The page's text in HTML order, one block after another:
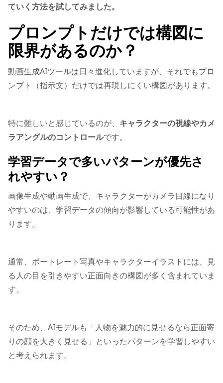
ていく方法を試してみました。
プロンプトだけでは構図に
限界があるのか？
動画生成AIツールは日々進化していますが、それでもプロ
ンプト（指示文）だけでは再現しにくい構図があります。
特に難しいと感じているのが、 キャラクターの視線やカメ
ラアングルのコントロールです。
学習データで多いパターンが優先さ
れやすい？
画像生成や動画生成で、キャラクターがカメラ目線になり
やすいのは、学習データの傾向が影響している可能性があ
ります。
通常、ポートレート写真やキャラクターイラストには、見
る人の目を引きやすい正面向きの構図が多く含まれていま
す。
そのため、AIモデルも「人物を魅力的に見せるなら正面寄
りの顔を大きく見せる」といったパターンを学習しやすい
と考えられます。